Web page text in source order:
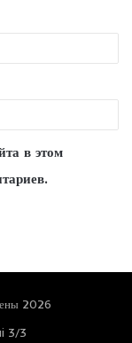
в этом
2026
3/3